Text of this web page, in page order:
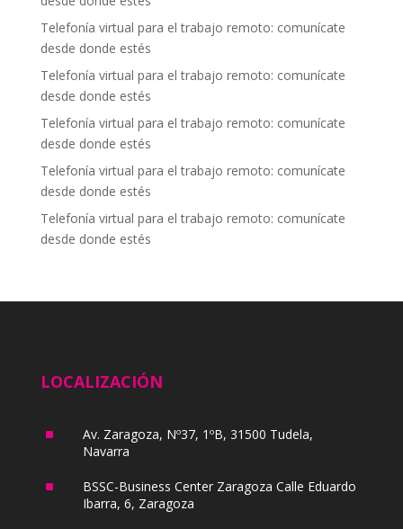
Telefonía virtual para el trabajo remoto: comunícate
desde donde estés
Telefonía virtual para el trabajo remoto: comunícate
desde donde estés
Telefonía virtual para el trabajo remoto: comunícate
desde donde estés
Telefonía virtual para el trabajo remoto: comunícate
desde donde estés
Telefonía virtual para el trabajo remoto: comunícate
desde donde estés
LOCALIZACIÓN
^
Av. Zaragoza, Nº37, 1ºB, 31500 Tudela,
Navarra
^
BSSC-Business Center Zaragoza Calle Eduardo
Ibarra, 6, Zaragoza